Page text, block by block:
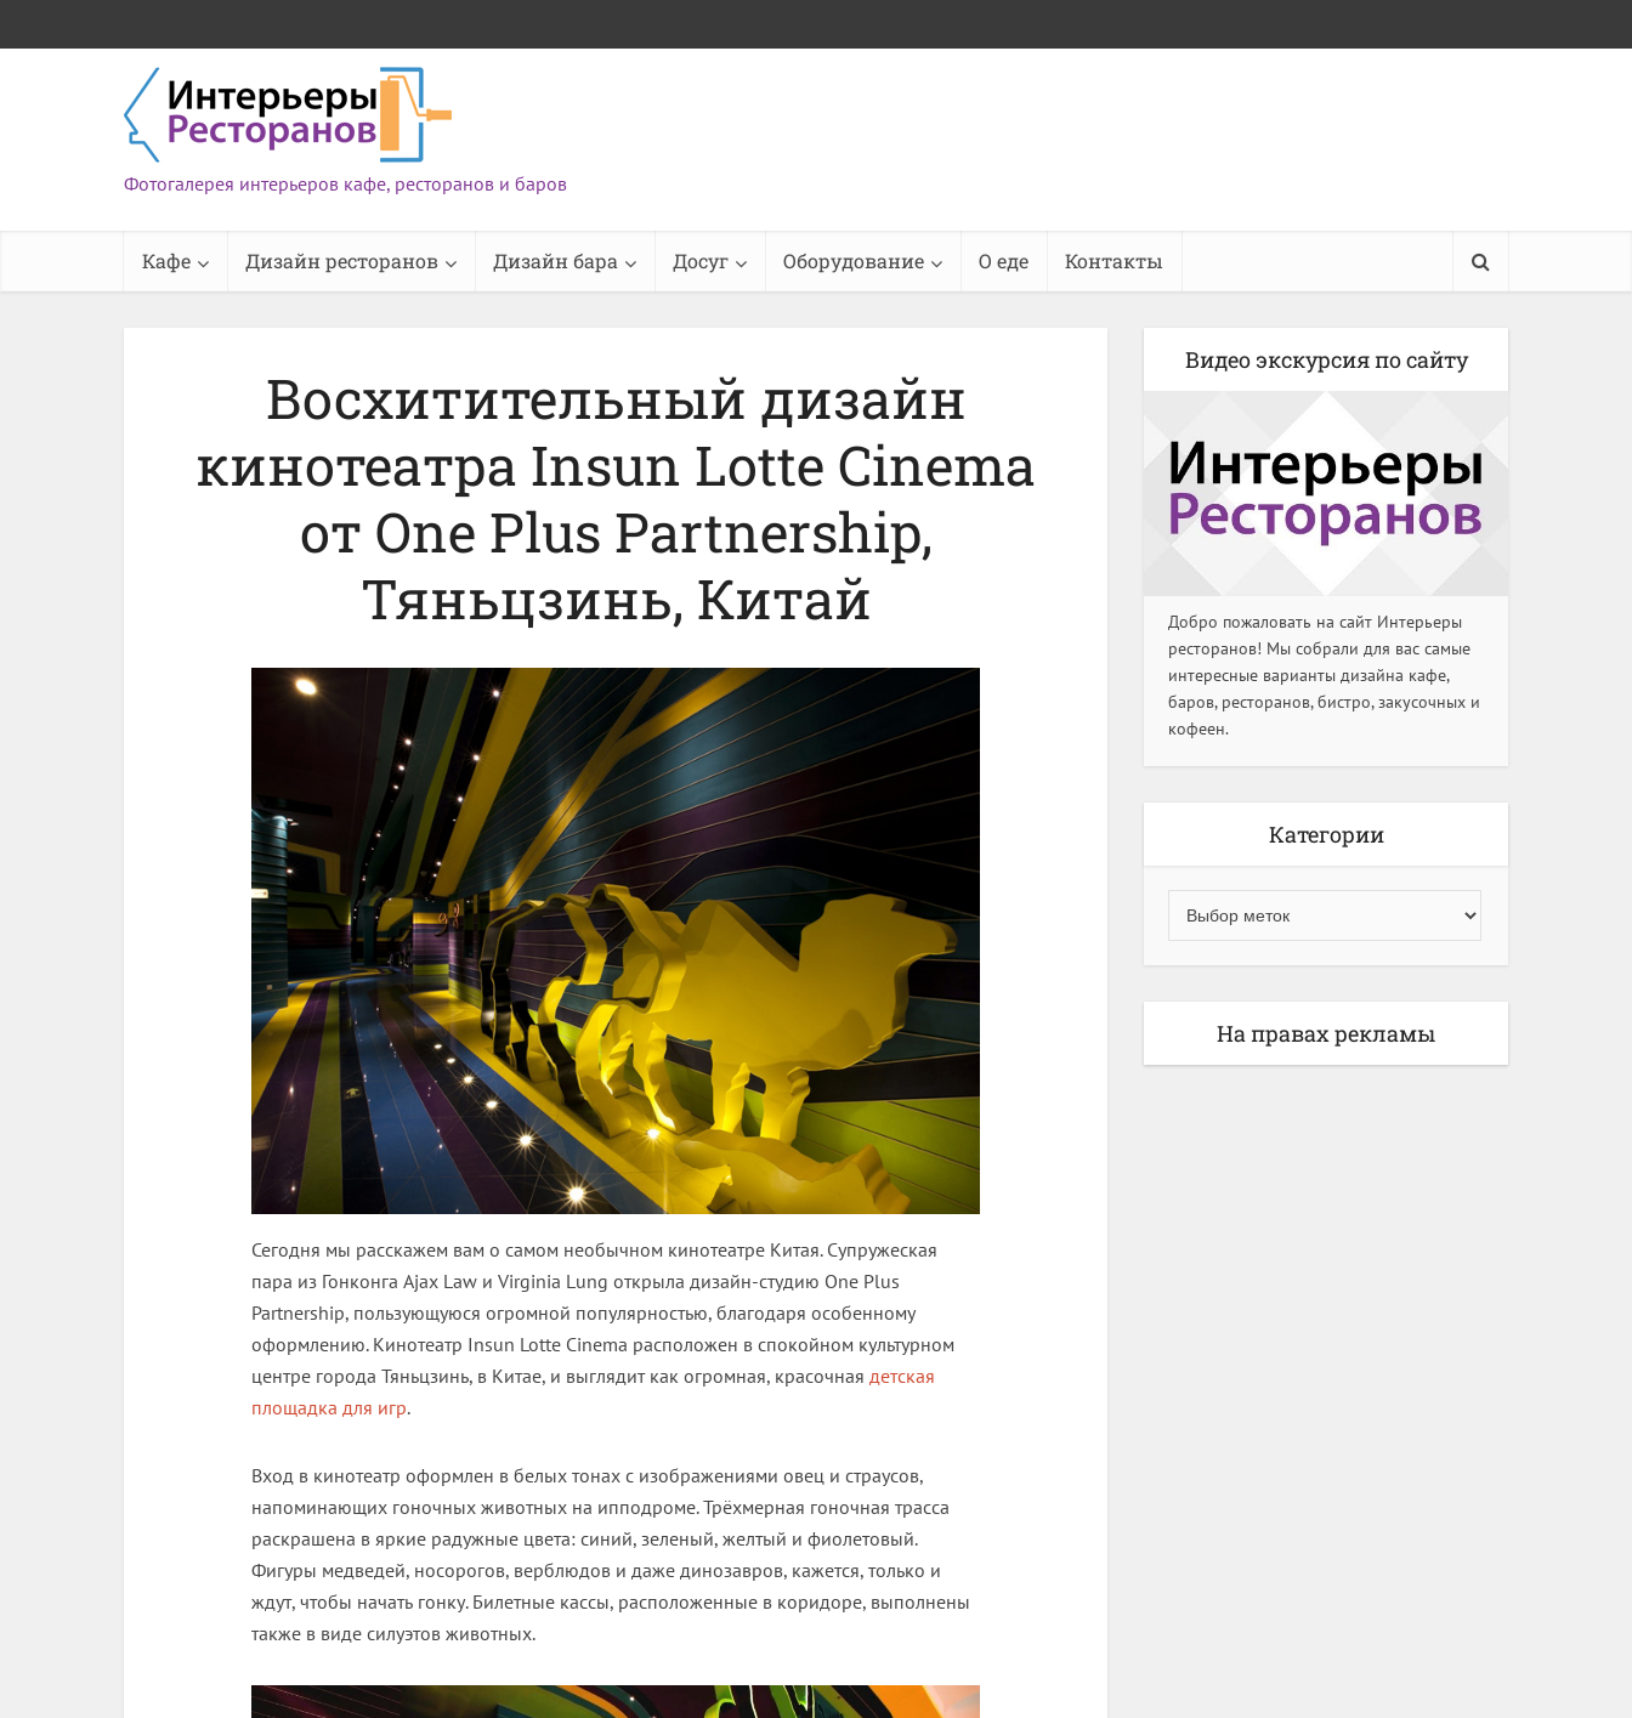
Фотогалерея интерьеров кафе, ресторанов и баров
Кафе Дизайн ресторанов Дизайн бара Досуг Оборудование О еде Контакты
Восхитительный дизайн
кинотеатра Insun Lotte Cinema
от One Plus Partnership,
Тяньцзинь, Китай
Сегодня мы расскажем вам о самом необычном кинотеатре Китая. Супружеская
пара из Гонконга Ajax Law и Virginia Lung открыла дизайн-студию One Plus
Partnership, пользующуюся огромной популярностью, благодаря особенному
оформлению. Кинотеатр Insun Lotte Cinema расположен в спокойном культурном
центре города Тяньцзинь, в Китае, и выглядит как огромная, красочная детская
площадка для игр.
Вход в кинотеатр оформлен в белых тонах с изображениями овец и страусов,
напоминающих гоночных животных на ипподроме. Трёхмерная гоночная трасса
раскрашена в яркие радужные цвета: синий, зеленый, желтый и фиолетовый.
Фигуры медведей, носорогов, верблюдов и даже динозавров, кажется, только и
ждут, чтобы начать гонку. Билетные кассы, расположенные в коридоре, выполнены
также в виде силуэтов животных.
Видео экскурсия по сайту
Добро пожаловать на сайт Интерьеры
ресторанов! Мы собрали для вас самые
интересные варианты дизайна кафе,
баров, ресторанов, бистро, закусочных и
кофеен.
Категории
На правах рекламы